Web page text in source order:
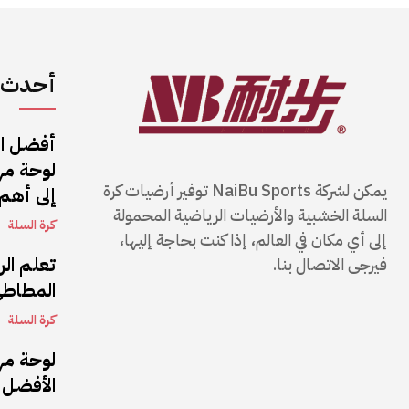
أحدث
أفضل
إلى
كرة السلة
تعلم
كرة السلة
يمكن لشركة NaiBu Sports توفير أرضيات كرة
السلة الخشبية والأرضيات الرياضية المحمولة
إلى أي مكان في العالم، إذا كنت بحاجة إليها،
فيرجى الاتصال بنا.